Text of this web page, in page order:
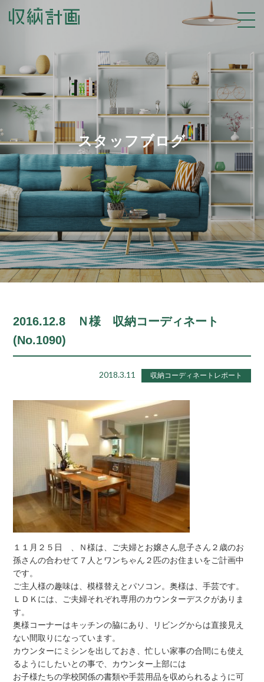
スタッフブログ
2016.12.8 Ｎ様 収納コーディネート
(No.1090)
2018.3.11 収納コーディネートレポート
１１月２５日 、Ｎ様は、ご夫婦とお嬢さん息子さん２歳のお
孫さんの合わせて７人とワンちゃん２匹のお住まいをご計画中
です。
ご主人様の趣味は、模様替えとパソコン。奥様は、手芸です。
ＬＤＫには、ご夫婦それぞれ専用のカウンターデスクがありま
す。
奥様コーナーはキッチンの脇にあり、リビングからは直接見え
ない間取りになっています。
カウンターにミシンを出しておき、忙しい家事の合間にも使え
るようにしたいとの事で、カウンター上部には
お子様たちの学校関係の書類や手芸用品を収められるように可